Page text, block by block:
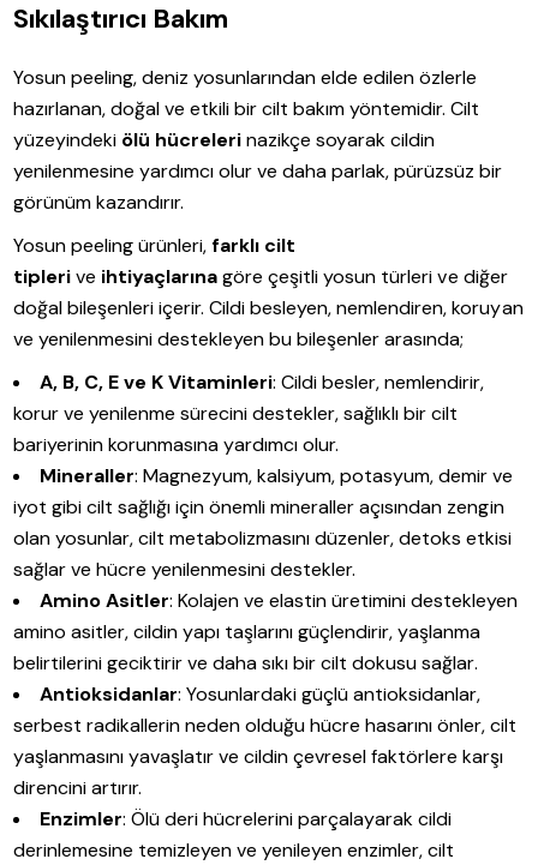
Sıkılaştırıcı Bakım
Yosun peeling, deniz yosunlarından elde edilen özlerle
hazırlanan, doğal ve etkili bir cilt bakım yöntemidir. Cilt
yüzeyindeki ölü hücrelerinazikçe soyarak cildin
yenilenmesine yardımcı olur ve daha parlak, pürüzsüz bir
görünüm kazandırır.
Yosun peeling ürünleri,farklı cilt
tiplerive ihtiyaçlarınagöre çeşitli yosun türleri ve diğer
doğal bileşenleri içerir. Cildi besleyen, nemlendiren, koruyan
ve yenilenmesini destekleyen bu bileşenler arasında;
A, B, C, E ve K Vitaminleri: Cildi besler, nemlendirir,
korur ve yenilenme sürecini destekler, sağlıklı bir cilt
bariyerinin korunmasına yardımcı olur.
Mineraller: Magnezyum, kalsiyum, potasyum, demir ve
iyot gibi cilt sağlığı için önemli mineraller açısından zengin
olan yosunlar, cilt metabolizmasını düzenler, detoks etkisi
sağlar ve hücre yenilenmesini destekler.
Amino Asitler: Kolajen ve elastin üretimini destekleyen
amino asitler, cildin yapı taşlarını güçlendirir, yaşlanma
belirtilerini geciktirir ve daha sıkı bir cilt dokusu sağlar.
Antioksidanlar: Yosunlardaki güçlü antioksidanlar,
serbest radikallerin neden olduğu hücre hasarını önler, cilt
yaşlanmasını yavaşlatır ve cildin çevresel faktörlere karşı
direncini artırır.
Enzimler: Ölü deri hücrelerini parçalayarak cildi
derinlemesine temizleyen ve yenileyen enzimler, cilt